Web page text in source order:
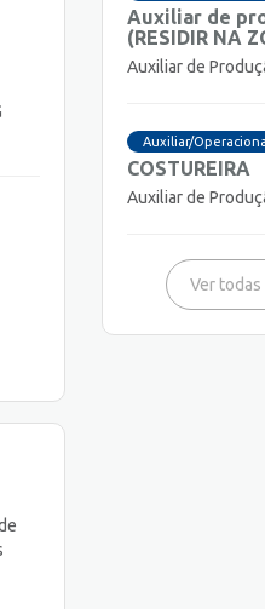
Auxiliar de
(RESIDIR NA
Auxiliar de
Auxiliar/
COSTUREIRA
Auxiliar de
Ver todas